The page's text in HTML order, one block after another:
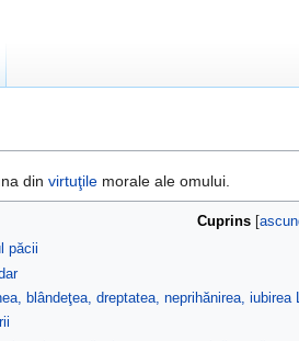
din virtuţile morale ale omului.
Cuprins
păcii
blândeţea, dreptatea, neprihănirea,